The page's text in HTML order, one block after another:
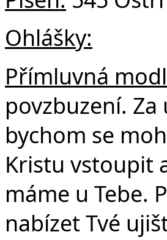
Ohlášky:
Přímluvná
povzbuzení.
bychom se
Kristu vstoupit
máme u Tebe.
nabízet Tvé